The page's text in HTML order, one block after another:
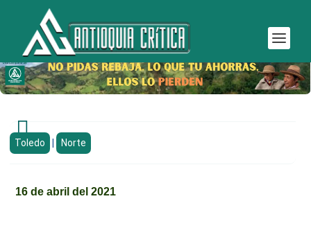

Toledo Norte
16 de abril del 2021